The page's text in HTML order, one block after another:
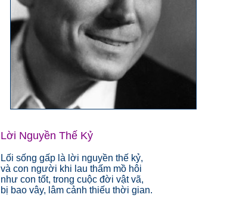
Lời Nguyền Thế Kỷ
Lối sống gấp là lời nguyền thế kỷ,
và con người khi lau thấm mồ hôi
như con tốt, trong cuộc đời vật vã,
bị bao vây, lâm cảnh thiếu thời gian.